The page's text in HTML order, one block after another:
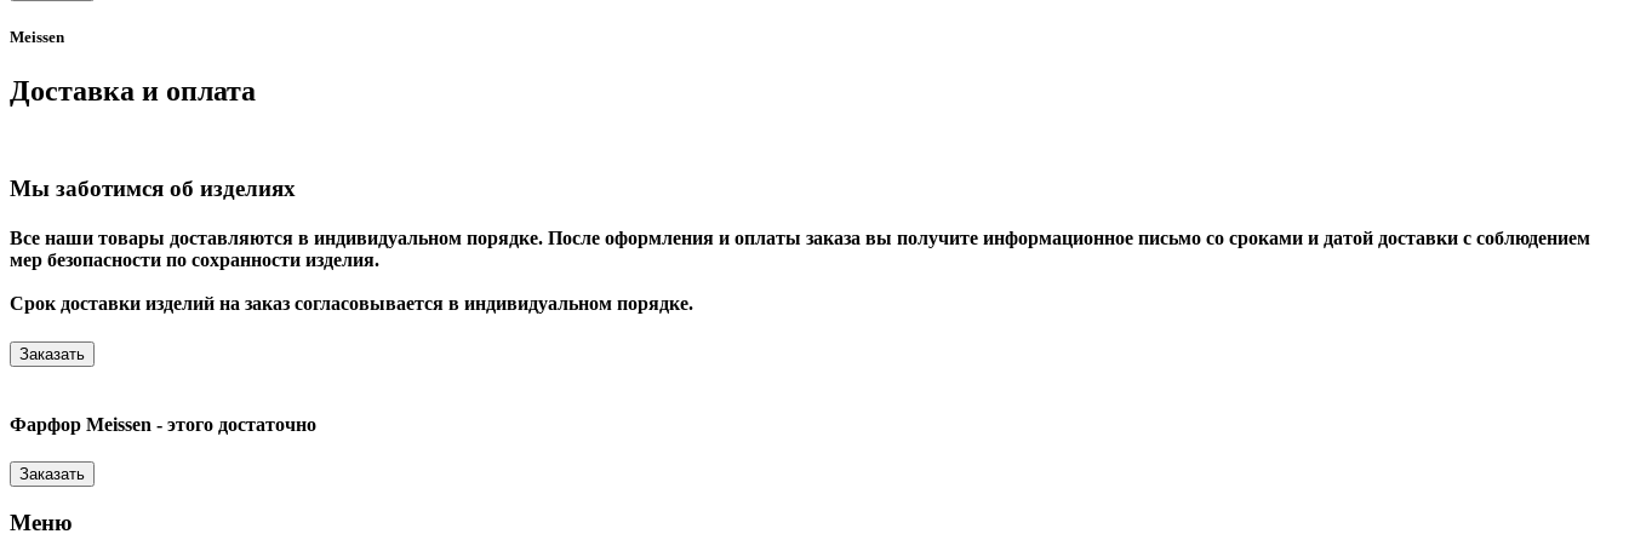
Meissen
Доставка и оплата
Мы заботимся об изделиях
Все наши товары доставляются в индивидуальном порядке. После оформления и оплаты заказа вы получите информационное письмо со сроками и датой доставки с соблюдением
мер безопасности по сохранности изделия.
Срок доставки изделий на заказ согласовывается в индивидуальном порядке.
Заказать
Фарфор Meissen - этого достаточно
Заказать
Меню